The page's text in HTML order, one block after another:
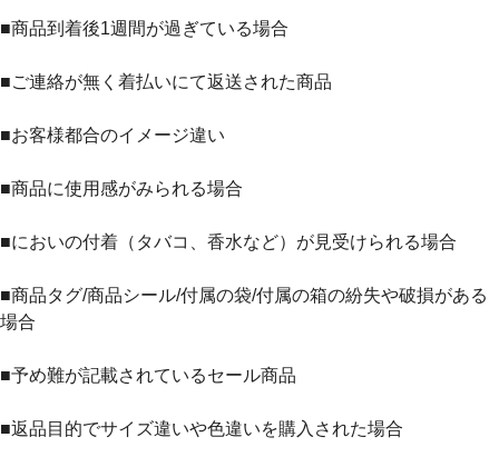
■商品到着後1週間が過ぎている場合
■ご連絡が無く着払いにて返送された商品
■お客様都合のイメージ違い
■商品に使用感がみられる場合
■においの付着（タバコ、香水など）が見受けられる場合
■商品タグ/商品シール/付属の袋/付属の箱の紛失や破損がある
場合
■予め難が記載されているセール商品
■返品目的でサイズ違いや色違いを購入された場合